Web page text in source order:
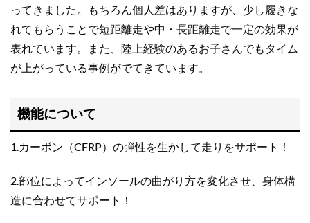
ってきました。もちろん個人差はありますが、少し履きな
れてもらうことで短距離走や中・長距離走で一定の効果が
表れています。また、陸上経験のあるお子さんでもタイム
が上がっている事例がでてきています。
機能について
1.カーボン（CFRP）の弾性を生かして走りをサポート！
2.部位によってインソールの曲がり方を変化させ、身体構
造に合わせてサポート！